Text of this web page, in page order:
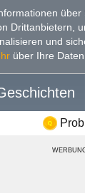
Drittanbietern,
und
über Ihre